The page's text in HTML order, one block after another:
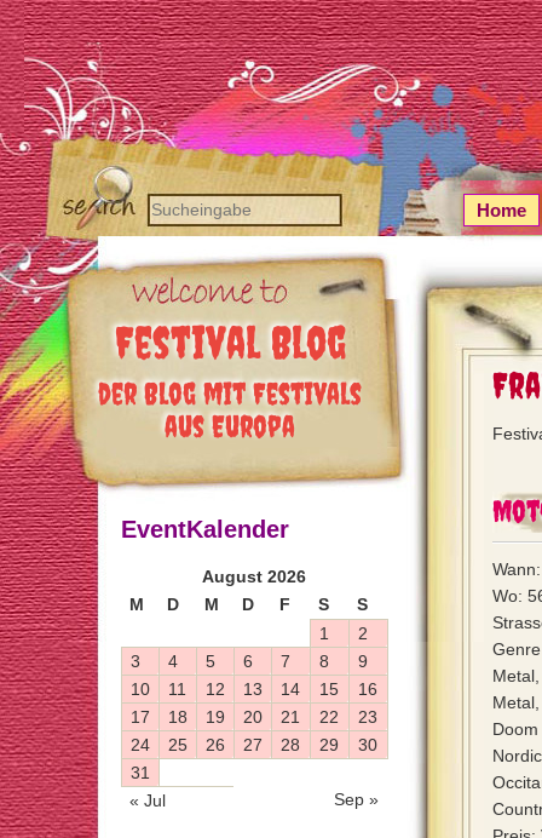
Festival Blog
der Blog mit Festivals
aus Europa
Home
Wo:
EventKalender
August 2026
M
D M D F S S
« Jul Sep »
1
2
3
4 5 6 7 8
9
10
11 12 13 14 15
16
17
18 19 20 21 22
23
24
25 26 27 28 29
30
31